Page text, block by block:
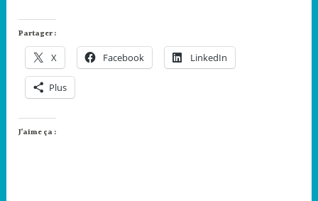
Partager :
X Facebook LinkedIn
Plus
J’aime ça :